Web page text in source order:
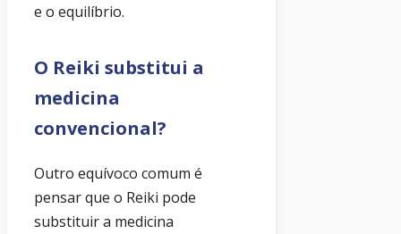
e o equilíbrio.
O Reiki substitui a
medicina
convencional?
Outro equívoco comum é
pensar que o Reiki pode
substituir a medicina